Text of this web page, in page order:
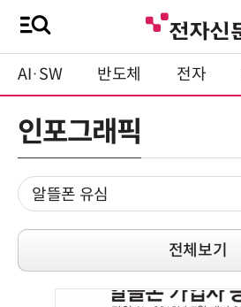
AI·SW 반도체 전자
인포그래픽
전체보기